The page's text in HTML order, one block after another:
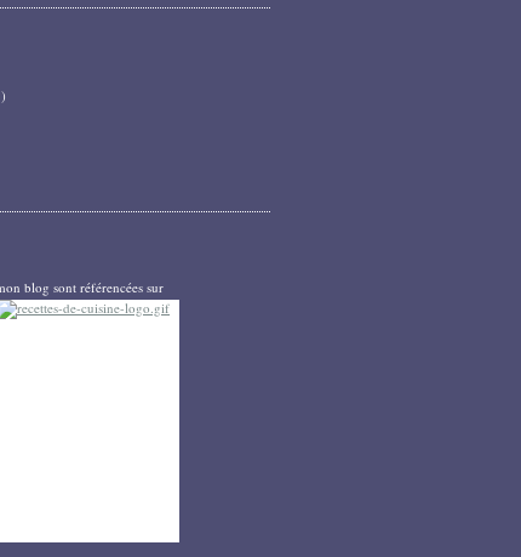
blog sont référencées sur